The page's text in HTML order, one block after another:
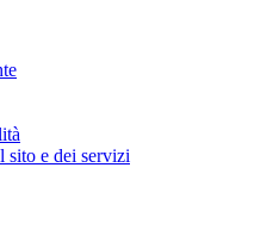
sito e dei servizi